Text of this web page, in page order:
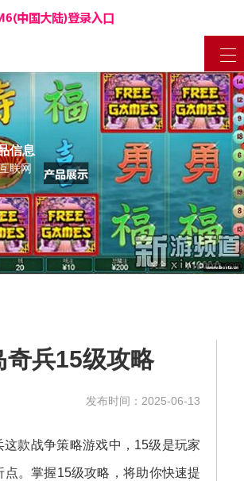
信息
联网
奇兵15级攻略
发布时间：2025-06-13
这款战争策略游戏中，15级是玩家
点。掌握15级攻略，将助你快速提